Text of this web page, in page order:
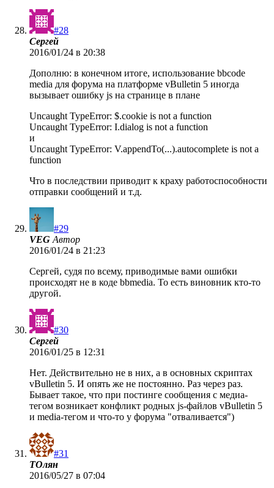
#28
Сергей
2016/01/24 в 20:38
Дополню: в конечном итоге, использование bbcode
media для форума на платформе vBulletin 5 иногда
вызывает ошибку js на странице в плане
Uncaught TypeError: $.cookie is not a function
Uncaught TypeError: I.dialog is not a function
и
Uncaught TypeError: V.appendTo(...).autocomplete is not a
function
Что в последствии приводит к краху работоспособности
отправки сообщений и т.д.
#29
VEG Автор
2016/01/24 в 21:23
Сергей, судя по всему, приводимые вами ошибки
происходят не в коде bbmedia. То есть виновник кто-то
другой.
#30
Сергей
2016/01/25 в 12:31
Нет. Действительно не в них, а в основных скриптах
vBulletin 5. И опять же не постоянно. Раз через раз.
Бывает такое, что при постинге сообщения с медиа-
тегом возникает конфликт родных js-файлов vBulletin 5
и media-тегом и что-то у форума "отваливается")
#31
ТОлян
2016/05/27 в 07:04